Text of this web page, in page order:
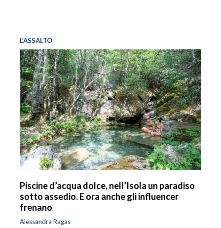
L’ASSALTO
Piscine d’acqua dolce, nell’Isola un paradiso
sotto assedio. E ora anche gli influencer
frenano
Alessandra Ragas